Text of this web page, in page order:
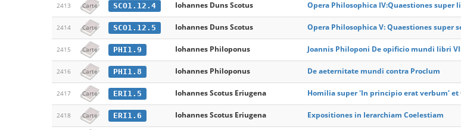
2413 Carte SCO1.12.4 Iohannes Duns Scotus Opera Philosophica IV:Quaestiones super
2414 Carte SCO1.12.5 Iohannes Duns Scotus Opera Philosophica V: Quaestiones super
2415 Carte PHI1.9 Iohannes Philoponus Joannis Philoponi De opificio mundi libri
2416 Carte PHI1.8 Iohannes Philoponus De aeternitate mundi contra Proclum
2417 Carte ERI1.5 Iohannes Scotus Eriugena Homilia super 'In principio erat verbum'
2418 Carte ERI1.6 Iohannes Scotus Eriugena Expositiones in Ierarchiam Coelestiam